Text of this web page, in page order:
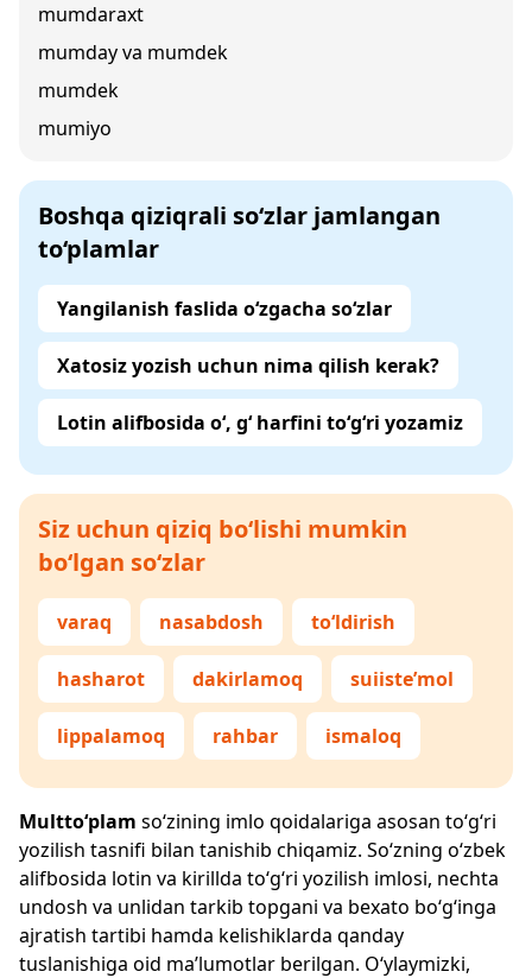
mumdaraxt
mumday va mumdek
mumdek
mumiyo
Boshqa qiziqrali so‘zlar jamlangan
to‘plamlar
Yangilanish faslida o‘zgacha so‘zlar
Xatosiz yozish uchun nima qilish kerak?
Lotin alifbosida o‘, g‘ harfini to‘g‘ri yozamiz
Siz uchun qiziq bo‘lishi mumkin
bo‘lgan so‘zlar
varaq nasabdosh to‘ldirish
hasharot dakirlamoq suiiste’mol
lippalamoq rahbar ismaloq
Multto‘plam so‘zining imlo qoidalariga asosan to‘g‘ri
yozilish tasnifi bilan tanishib chiqamiz. So‘zning o‘zbek
alifbosida lotin va kirillda to‘g‘ri yozilish imlosi, nechta
undosh va unlidan tarkib topgani va bexato bo‘g‘inga
ajratish tartibi hamda kelishiklarda qanday
tuslanishiga oid ma’lumotlar berilgan. O‘ylaymizki,